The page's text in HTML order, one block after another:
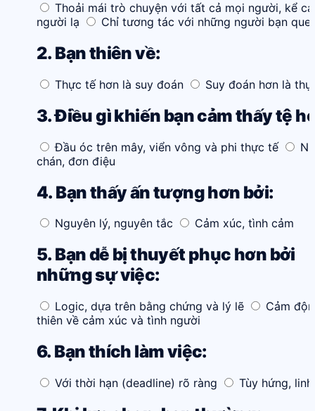
Thoải mái trò chuyện với tất cả mọi người, kể cả
người lạ
Chỉ tương tác với những người bạn
2. Bạn thiên về:
Thực tế hơn là suy đoán Suy đoán hơn là
3. Điều gì khiến bạn cảm thấy tệ
Đầu óc trên mây, viển vông và phi thực tế
chán, đơn điệu
4. Bạn thấy ấn tượng hơn bởi:
Nguyên lý, nguyên tắc Cảm xúc, tình cảm
5. Bạn dễ bị thuyết phục hơn bởi
những sự việc:
Logic, dựa trên bằng chứng và lý lẽ
Cảm
thiên về cảm xúc và tình người
6. Bạn thích làm việc:
Với thời hạn (deadline) rõ ràng Tùy hứng,